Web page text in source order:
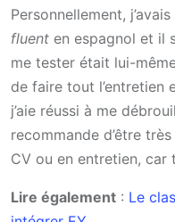
Personnellement,
fluent en espagnol et il
me tester était lui-
de faire tout l’entretien
j’aie réussi à me
recommande d’être
CV ou en entretien, car
Lire également : Le